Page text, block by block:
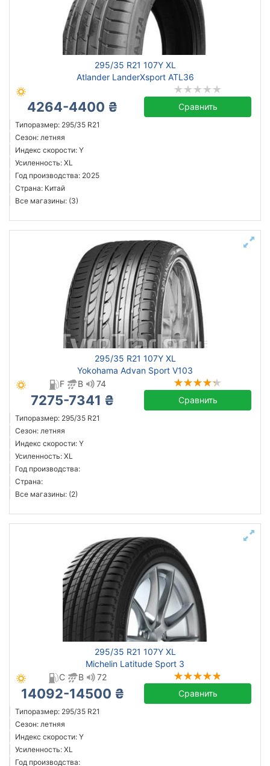
295/35 R21 107Y XL
Atlander LanderXsport ATL36
4264-4400 ₴ Сравнить
Типоразмер: 295/35 R21
Сезон: летняя
Индекс скорости: Y
Усиленность: XL
Год производства: 2025
Страна: Китай
Все магазины: (3)
295/35 R21 107Y XL
Yokohama Advan Sport V103
F
B 74
7275-7341 ₴ Сравнить
Типоразмер: 295/35 R21
Сезон: летняя
Индекс скорости: Y
Усиленность: XL
Год производства:
Страна:
Все магазины: (2)
295/35 R21 107Y XL
Michelin Latitude Sport 3
C
B 72
14092-14500 ₴ Сравнить
Типоразмер: 295/35 R21
Сезон: летняя
Индекс скорости: Y
Усиленность: XL
Год производства: